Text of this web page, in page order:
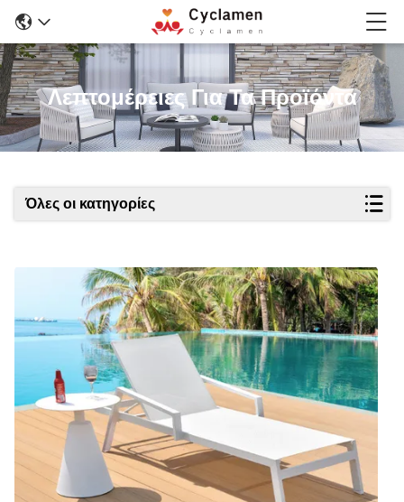
Λεπτομέρειες Για Τα Προϊόντα
Όλες οι κατηγορίες